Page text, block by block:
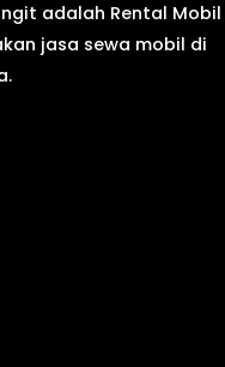
adalah Rental Mobil
jasa sewa mobil di